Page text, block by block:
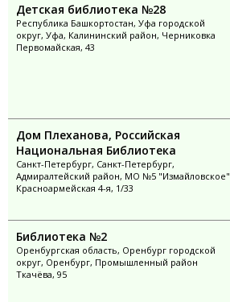
Детская библиотека №28
Республика Башкортостан, Уфа городской
округ, Уфа, Калининский район, Черниковка
Первомайская, 43
Дом Плеханова, Российская
Национальная Библиотека
Санкт-Петербург, Санкт-Петербург,
Адмиралтейский район, МО №5 "Измайловское"
Красноармейская 4-я, 1/33
Библиотека №2
Оренбургская область, Оренбург городской
округ, Оренбург, Промышленный район
Ткачёва, 95